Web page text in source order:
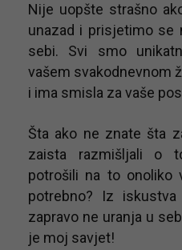
Nije uopšte strašno
unazad i prisjetimo se
sebi. Svi smo
vašem svakodnevnom
i ima smisla za vaše
Šta ako ne znate šta
zaista razmišljali o
potrošili na to onoliko
potrebno? Iz
zapravo ne uranja u
je moj savjet!